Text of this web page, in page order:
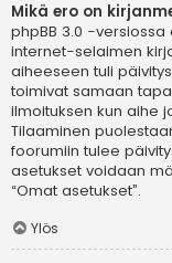
Mikä ero on
phpBB 3.0 -
internet-selaimen
aiheeseen tuli
toimivat samaan
ilmoituksen kun aihe
Tilaaminen
foorumiin tulee
asetukset voidaan
“Omat asetukset”.
Ylös